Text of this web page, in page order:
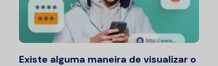
Existe alguma maneira de visualizar o